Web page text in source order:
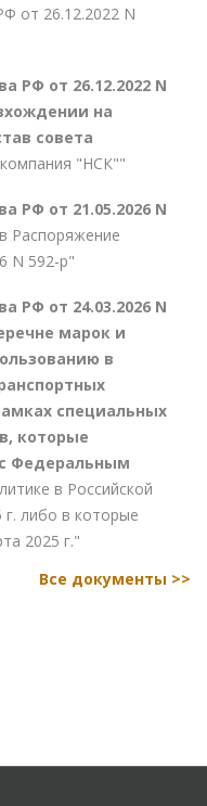
от 26.12.2022 N
РФ от 26.12.2022 N
на
совета
"НСК""
РФ от 21.05.2026 N
Распоряжение
N 592-р"
РФ от 24.03.2026 N
марок и
в
специальных
которые
Федеральным
в Российской
либо в которые
2025 г."
Все документы >>